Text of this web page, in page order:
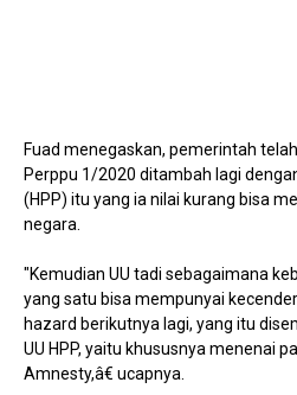
Fuad menegaskan, pemerintah
Perppu 1/2020 ditambah lagi
(HPP) itu yang ia nilai kurang bisa
negara.
"Kemudian UU tadi sebagaimana
yang satu bisa mempunyai
hazard berikutnya lagi, yang itu
UU HPP, yaitu khususnya menenai
Amnesty,â€ ucapnya.